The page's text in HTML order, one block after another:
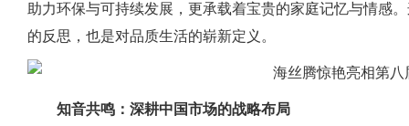
助力环保与可持续发展，更承载着宝贵的家庭记忆与情感
的反思，也是对品质生活的崭新定义。
知音共鸣：深耕中国市场的战略布局